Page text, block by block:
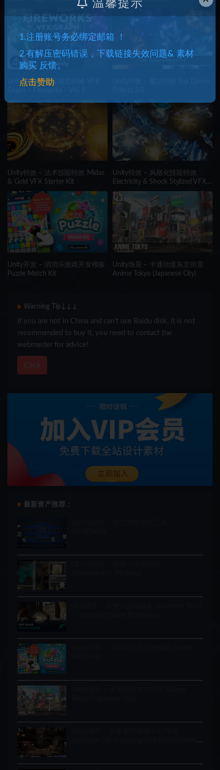
Unity特效 – 烟花视觉特效 VFX
Unity特效 – 法术技能特效 Midas
& Gold VFX Starter Kit
Unity特效 – 风格化技能特效
Electricity & Shock Stylized VFX
Starter Kit
Unity开发 – 消消乐游戏开发模板
Puzzle Match Kit
Unity场景 – 卡通动漫东京街景
Anime Tokyo (Japanese City)
Warning Tip↓↓↓
If you are not in China and can’t use Baidu disk, it is not
recommended to buy it, you need to contact the
webmaster for advice!
Click
最新资产推荐：
温馨提示
1.注册账号务必绑定邮箱 ！
2.有解压密码错误，下载链接失效问题& 素材
购买 反馈。
点击赞助